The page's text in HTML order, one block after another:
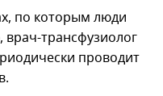
по которым люди
трансфузиолог
проводит